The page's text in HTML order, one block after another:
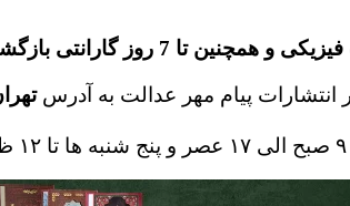
اطمینان خاطر شما از خرید هستند.
پيام مهر عدالت به آدرس